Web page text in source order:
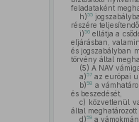
feladataként
h)55
részére
i)56ellátja a
eljárásban,
és jogszabályban
törvény által
(5) A NAV
a)57az európai
b)58a
és beszedését,
c) közvetlenül
által
d)59a